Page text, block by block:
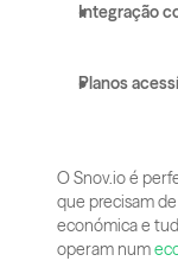
Integração
Planos
O Snov.io é
que precisam
económica e
operam num